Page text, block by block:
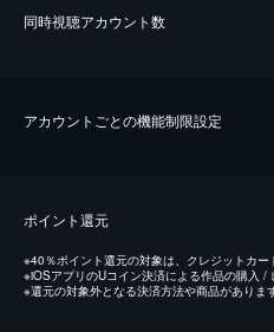
同時視聴アカウント数
アカウントごとの機能制限設定
ポイント還元
※40％ポイント還元の対象は、クレジットカー
※iOSアプリのUコイン決済による作品の購入 /
※還元の対象外となる決済方法や商品がありま